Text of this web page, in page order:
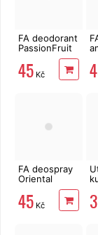
FA deodorant
PassionFruit
45 Kč
FA deospray
Oriental
Neroli 150 ml
45 Kč